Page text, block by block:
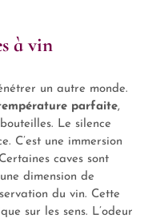
à vin
un autre monde.
parfaite,
Le silence
C’est une immersion
caves sont
dimension de
du vin. Cette
sur les sens. L’odeur